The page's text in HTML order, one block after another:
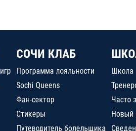
СОЧИ КЛАБ
Программа лояльности
Sochi Queens
Фан-сектор
Стикеры
Путеводитель болельщика
Школа
Часто
Новый